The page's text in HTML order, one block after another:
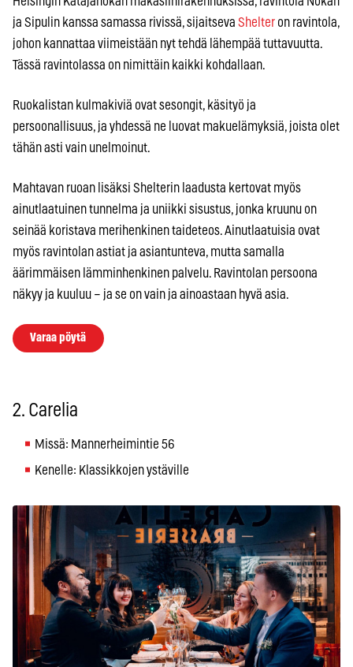
ja Sipulin kanssa samassa rivissä, sijaitseva Shelter on ravintola,
johon kannattaa viimeistään nyt tehdä lähempää tuttavuutta.
Tässä ravintolassa on nimittäin kaikki kohdallaan.
Ruokalistan kulmakiviä ovat sesongit, käsityö ja
persoonallisuus, ja yhdessä ne luovat makuelämyksiä, joista olet
tähän asti vain unelmoinut.
Mahtavan ruoan lisäksi Shelterin laadusta kertovat myös
ainutlaatuinen tunnelma ja uniikki sisustus, jonka kruunu on
seinää koristava merihenkinen taideteos. Ainutlaatuisia ovat
myös ravintolan astiat ja asiantunteva, mutta samalla
äärimmäisen lämminhenkinen palvelu. Ravintolan persoona
näkyy ja kuuluu – ja se on vain ja ainoastaan hyvä asia.
Varaa pöytä
2. Carelia
Missä: Mannerheimintie 56
Kenelle: Klassikkojen ystäville